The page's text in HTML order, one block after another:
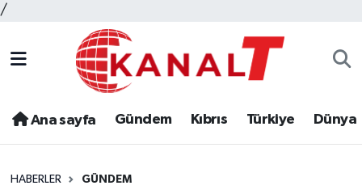
/
Ana sayfa Gündem Kıbrıs Türkiye Dünya
HABERLER GÜNDEM